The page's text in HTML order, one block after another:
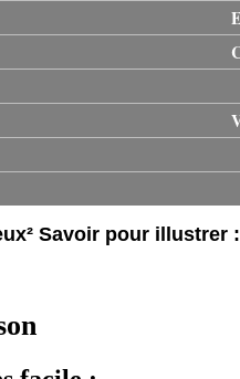
Savoir pour